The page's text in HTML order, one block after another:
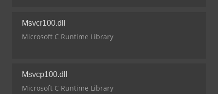
Msvcr100.dll
Microsoft C Runtime Library
Msvcp100.dll
Microsoft C Runtime Library